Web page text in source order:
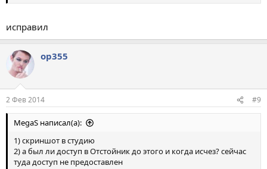
исправил
op355
2 Фев 2014 #9
MegaS написал(а):
1) скриншот в студию
2) а был ли доступ в Отстойник до этого и когда исчез? сейчас
туда доступ не предоставлен